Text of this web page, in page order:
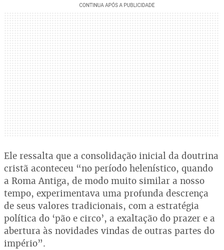
Ele ressalta que a consolidação inicial da doutrina
cristã aconteceu “no período helenístico, quando
a Roma Antiga, de modo muito similar a nosso
tempo, experimentava uma profunda descrença
de seus valores tradicionais, com a estratégia
política do ‘pão e circo’, a exaltação do prazer e a
abertura às novidades vindas de outras partes do
império”.